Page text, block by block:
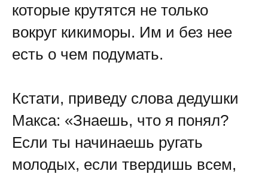
которые крутятся не только
вокруг кикиморы. Им и без нее
есть о чем подумать.
Кстати, приведу слова дедушки
Макса: «Знаешь, что я понял?
Если ты начинаешь ругать
молодых, если твердишь всем,